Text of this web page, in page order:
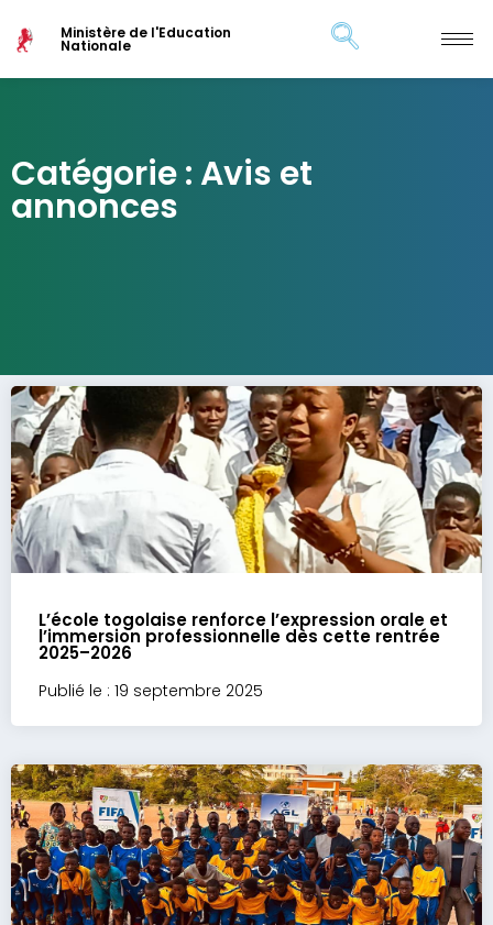
Ministère de l'Education
Nationale
Catégorie : Avis et
annonces
L’école togolaise renforce l’expression orale et
l’immersion professionnelle dès cette rentrée
2025–2026
Publié le : 19 septembre 2025